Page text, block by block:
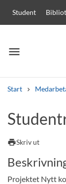
Student
menu
Meny
Start
Andra
Kurser och
printSkriv ut
Projektet Nytt